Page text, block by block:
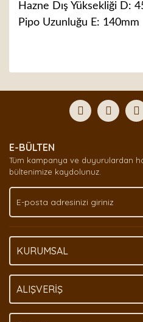
Hazne Dış Yüksekliği D:
Pipo Uzunluğu E: 140mm
Yorum
formunu kullanarak
Görüş ve önerileriniz için
Ürün açıklamasında eksik
Ürün bilgilerinde hatalar
Ürün fiyatı diğer sitelerden
Bu ürüne benzer farklı
E-BÜLTEN
Tüm kampanya ve duyurulardan
bültenimize kaydolunuz.
KURUMSAL
ALIŞVERİŞ